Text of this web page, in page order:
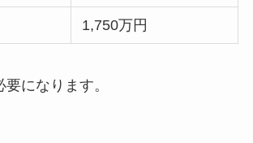
1,750万円
になります。